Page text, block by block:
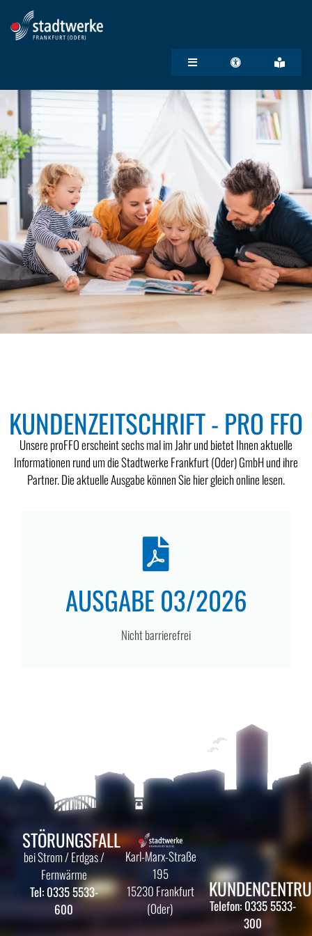
KUNDENZEITSCHRIFT - PRO FFO
Unsere proFFO erscheint sechs mal im Jahr und bietet Ihnen aktuelle
Informationen rund um die Stadtwerke Frankfurt (Oder) GmbH und ihre
Partner. Die aktuelle Ausgabe können Sie hier gleich online lesen.
AUSGABE 03/2026
Nicht barrierefrei
Telefon: 0335 5533-
300
Karl-Marx-Straße
195
15230 Frankfurt
(Oder)
STÖRUNGSFALL
bei Strom / Erdgas /
Fernwärme
Tel: 0335 5533-
600